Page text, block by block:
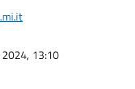
13:10